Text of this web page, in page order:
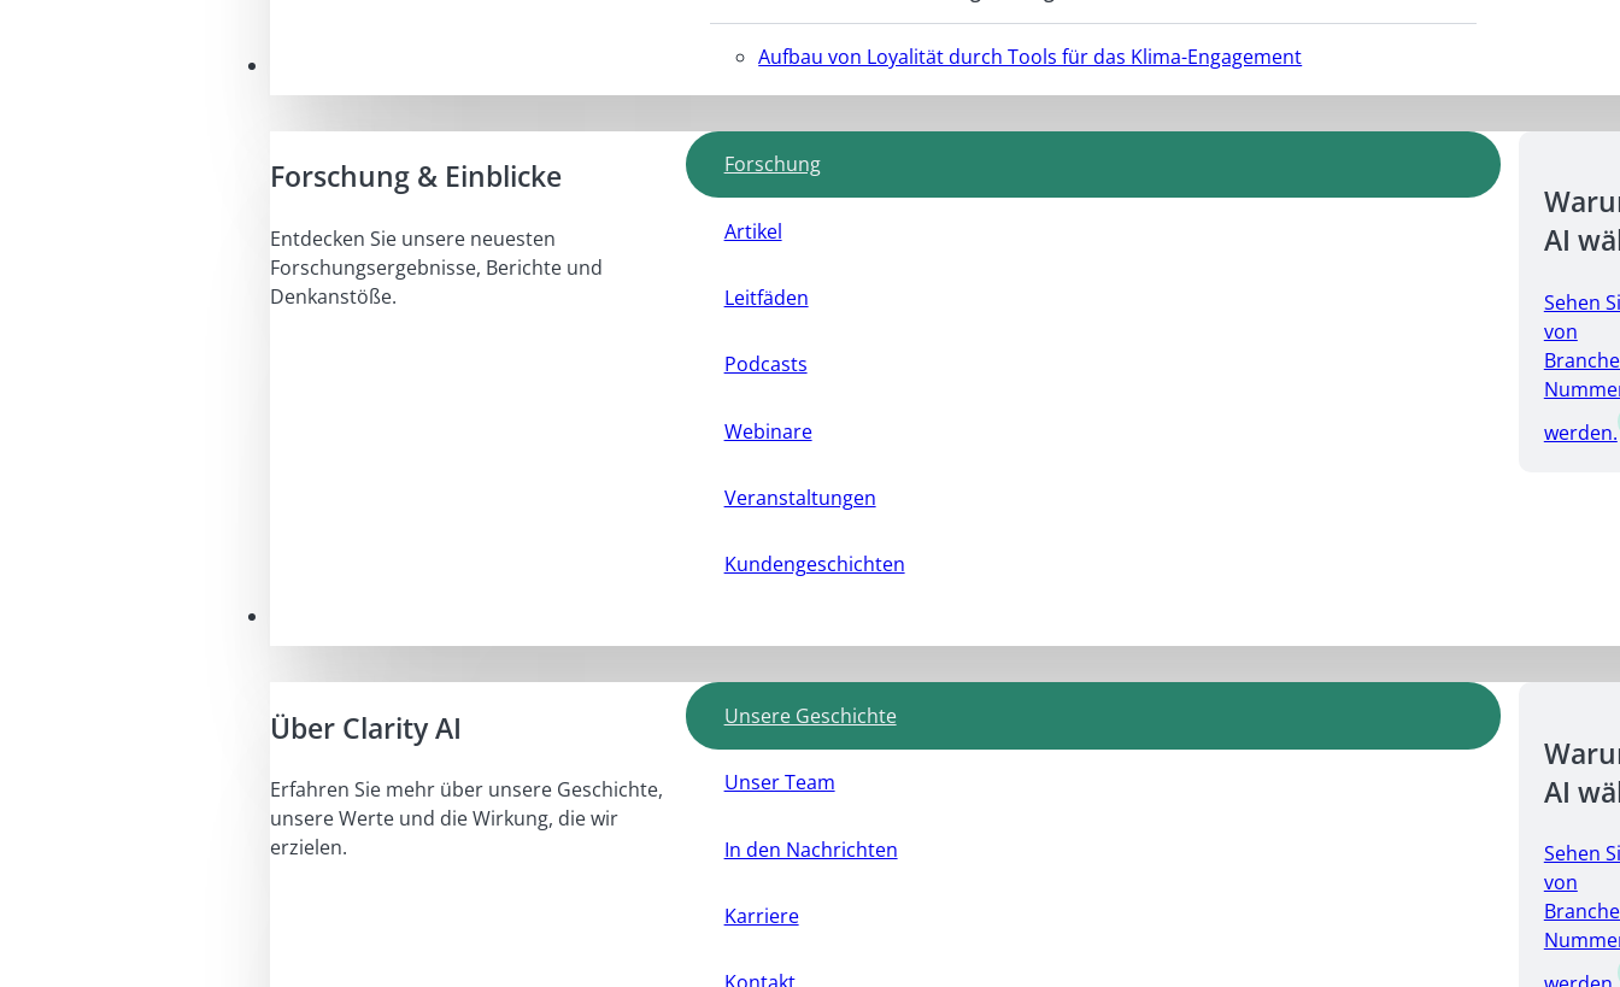
Aufbau von Loyalität durch Tools für das Klima-Engagement
Forschung & Einblicke
Entdecken Sie unsere neuesten
Forschungsergebnisse, Berichte und
Denkanstöße.
Forschung
Artikel
Leitfäden
Podcasts
Webinare
Veranstaltungen
Kundengeschichten
AI
Sehen
von
werden.
Über Clarity AI
Erfahren Sie mehr über unsere Geschichte,
unsere Werte und die Wirkung, die wir
erzielen.
Unsere Geschichte
Unser Team
In den Nachrichten
Karriere
AI
Sehen
von